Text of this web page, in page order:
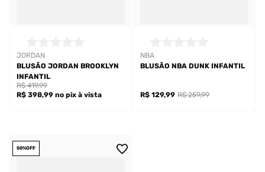
JORDAN
BLUSÃO JORDAN BROOKLYN
INFANTIL
R$ 398,99 no pix à vista
R$ 419,99
NBA
BLUSÃO NBA DUNK INFANTIL
R$ 129,99 R$ 259,99
50%OFF